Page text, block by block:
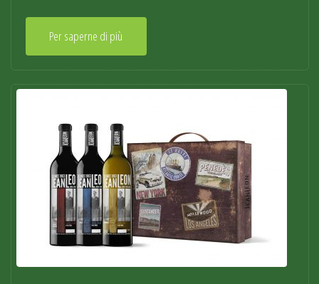
Per saperne di più